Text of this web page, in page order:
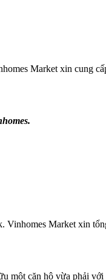
Market xin cung
Market xin
một căn hộ vừa phải với